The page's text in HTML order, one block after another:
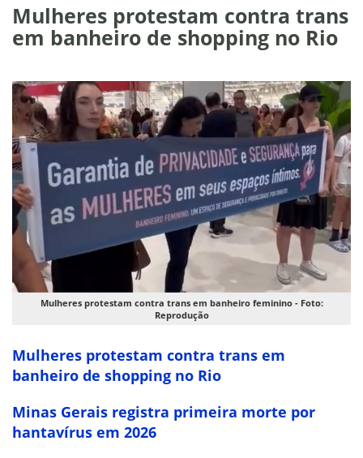
Mulheres protestam contra trans
em banheiro de shopping no Rio
Mulheres protestam contra trans em banheiro feminino - Foto:
Reprodução
Mulheres protestam contra trans em
banheiro de shopping no Rio
Minas Gerais registra primeira morte por
hantavírus em 2026